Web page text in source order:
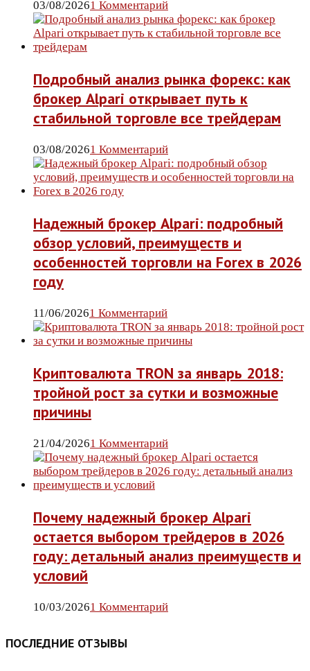
03/08/20261 Комментарий
Подробный анализ рынка форекс: как
брокер Alpari открывает путь к
стабильной торговле все трейдерам
03/08/20261 Комментарий
Надежный брокер Alpari: подробный
обзор условий, преимуществ и
особенностей торговли на Forex в 2026
году
11/06/20261 Комментарий
Криптовалюта TRON за январь 2018:
тройной рост за сутки и возможные
причины
21/04/20261 Комментарий
Почему надежный брокер Alpari
остается выбором трейдеров в 2026
году: детальный анализ преимуществ и
условий
10/03/20261 Комментарий
ПОСЛЕДНИЕ ОТЗЫВЫ